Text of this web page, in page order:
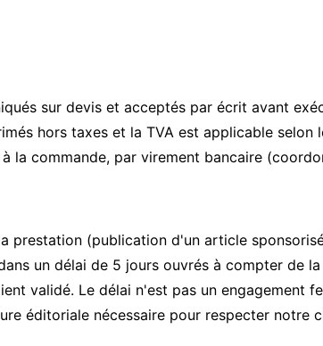
sur devis et acceptés par écrit avant
hors taxes et la TVA est applicable selon
la commande, par virement bancaire
prestation (publication d'un article
un délai de 5 jours ouvrés à compter de
validé. Le délai n'est pas un engagement
éditoriale nécessaire pour respecter notre